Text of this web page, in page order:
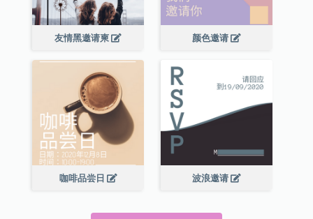
友情黑邀请柬 颜色邀请
咖啡品尝日 波浪邀请